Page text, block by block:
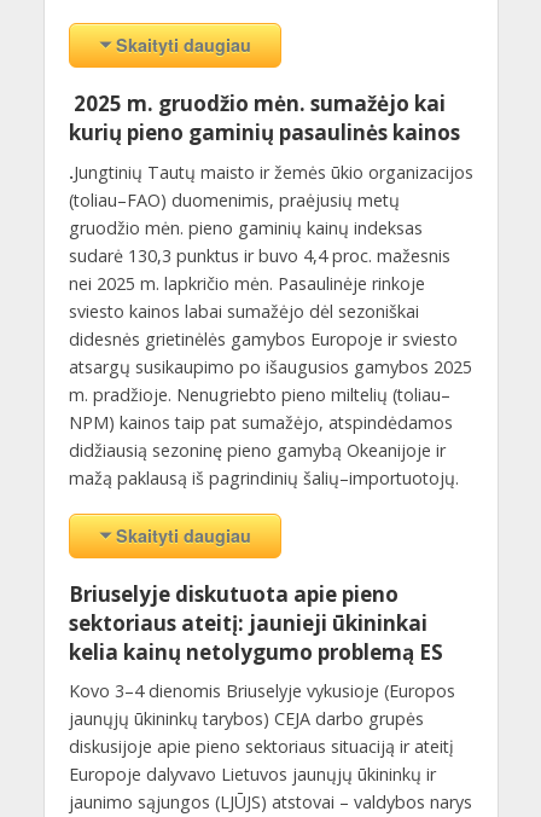
Skaityti daugiau
2025 m. gruodžio mėn. sumažėjo kai
kurių pieno gaminių pasaulinės kainos
.Jungtinių Tautų maisto ir žemės ūkio organizacijos
(toliau–FAO) duomenimis, praėjusių metų
gruodžio mėn. pieno gaminių kainų indeksas
sudarė 130,3 punktus ir buvo 4,4 proc. mažesnis
nei 2025 m. lapkričio mėn. Pasaulinėje rinkoje
sviesto kainos labai sumažėjo dėl sezoniškai
didesnės grietinėlės gamybos Europoje ir sviesto
atsargų susikaupimo po išaugusios gamybos 2025
m. pradžioje. Nenugriebto pieno miltelių (toliau–
NPM) kainos taip pat sumažėjo, atspindėdamos
didžiausią sezoninę pieno gamybą Okeanijoje ir
mažą paklausą iš pagrindinių šalių–importuotojų.
Skaityti daugiau
Briuselyje diskutuota apie pieno
sektoriaus ateitį: jaunieji ūkininkai
kelia kainų netolygumo problemą ES
Kovo 3–4 dienomis Briuselyje vykusioje (Europos
jaunųjų ūkininkų tarybos) CEJA darbo grupės
diskusijoje apie pieno sektoriaus situaciją ir ateitį
Europoje dalyvavo Lietuvos jaunųjų ūkininkų ir
jaunimo sąjungos (LJŪJS) atstovai – valdybos narys